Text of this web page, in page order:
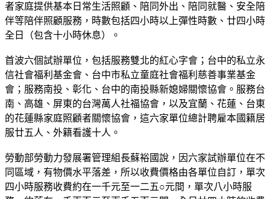
者家庭提供基本日常生活照顧、陪同外出、陪同就醫、安全陪
伴等陪伴照顧服務，時數包括四小時以上彈性時數、廿四小時
全日（包含十小時休息）。
首波六個試辦單位，包括服務雙北的紅心字會；台中的私立永
信社會福利基金會、台中市私立童庭社會福利慈善事業基金
會；服務南投、彰化、台中的南投縣新媳婦關懷協會。服務台
南、高雄、屏東的台灣萬人社福協會，以及宜蘭、花蓮、台東
的花蓮縣家庭照顧者關懷協會，這六家單位總計聘雇本國籍居
服廿五人、外籍看護十人。
勞動部勞動力發展署管理組長蘇裕國說，因六家試辦單位在不
同區域，有物價水平落差，所以收費價格由各單位自訂，單次
四小時服務收費約在一千元至一二五○元間，單次八小時服